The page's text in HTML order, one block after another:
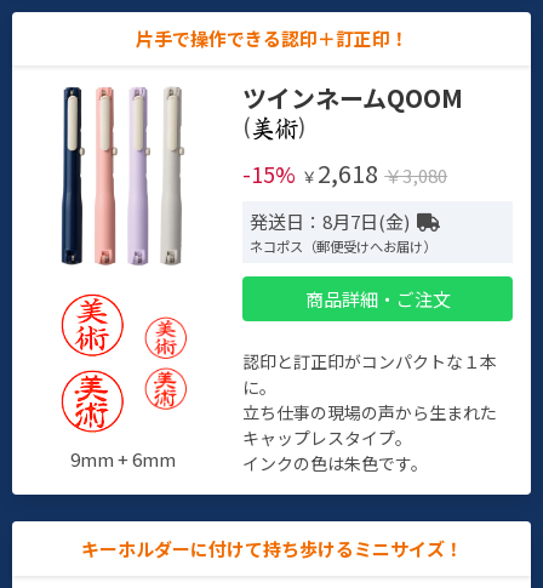
片手で操作できる認印＋訂正印！
9mm + 6mm
ツインネームQOOM
(
)
-15% ￥ 2,618 ￥3,080
発送日：8月7日(金)
ネコポス（郵便受けへお届け）
商品詳細・ご注文
認印と訂正印がコンパクトな１本
に。
立ち仕事の現場の声から生まれた
キャップレスタイプ。
インクの色は朱色です。
キーホルダーに付けて持ち歩けるミニサイズ！